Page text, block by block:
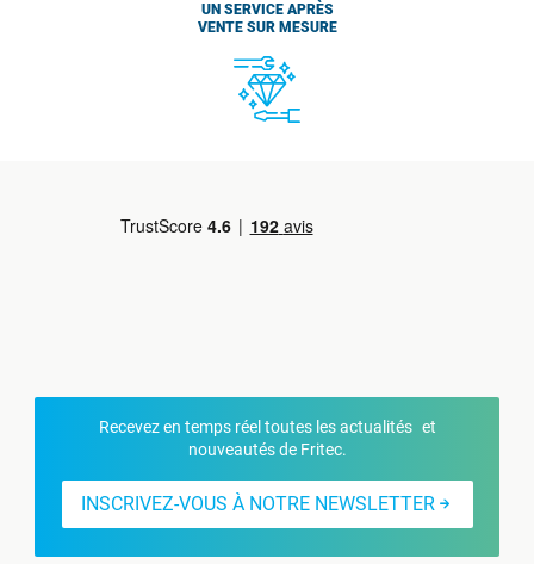
UN SERVICE APRÈS
VENTE SUR MESURE
Recevez en temps réel toutes les actualités et
nouveautés de Fritec.
INSCRIVEZ-VOUS À NOTRE NEWSLETTER